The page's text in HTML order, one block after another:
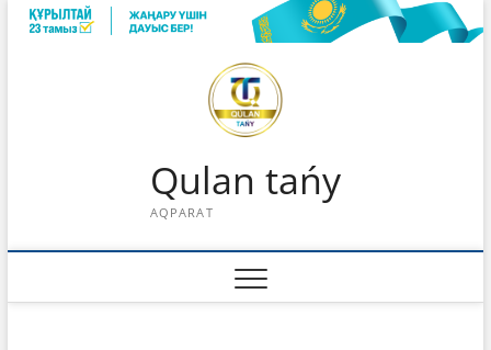
Skip
Qulan tańy
AQPARAT